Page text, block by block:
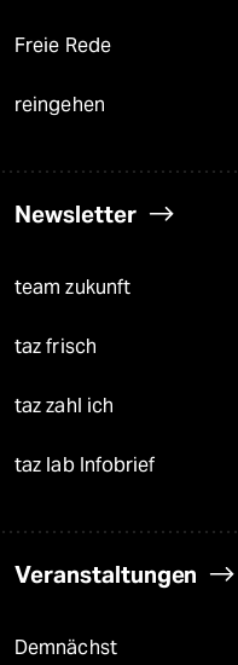
Freie Rede
reingehen
Newsletter
team zukunft
taz frisch
taz zahl ich
taz lab Infobrief
Veranstaltungen
Demnächst